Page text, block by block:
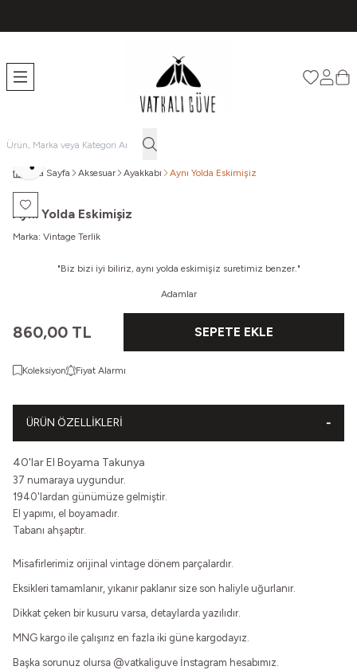
Favorilerim
Ana Sayfa Aksesuar Ayakkabı Aynı Yolda Eskimişiz
Favoriye Ekle
Paylaş
Aynı Yolda Eskimişiz
Marka: Vintage Terlik
"Biz bizi iyi biliriz, aynı yolda eskimişiz suretimiz benzer."
Adamlar
860,00 TL SEPETE EKLE
Koleksiyon Fiyat Alarmı
ÜRÜN ÖZELLIKLERI
40'lar El Boyama Takunya
37 numaraya uygundur.
1940'lardan günümüze gelmiştir.
El yapımı, el boyamadır.
Tabanı ahşaptır.
Misafirlerimiz orijinal vintage dönem parçalardır.
Eksikleri tamamlanır, yıkanır paklanır size son haliyle uğurlanır.
Dikkat çeken bir kusuru varsa, detaylarda yazılıdır.
MNG kargo ile çalışırız en fazla iki güne kargodayız.
Başka sorunuz olursa @vatkaliguve İnstagram hesabımız.